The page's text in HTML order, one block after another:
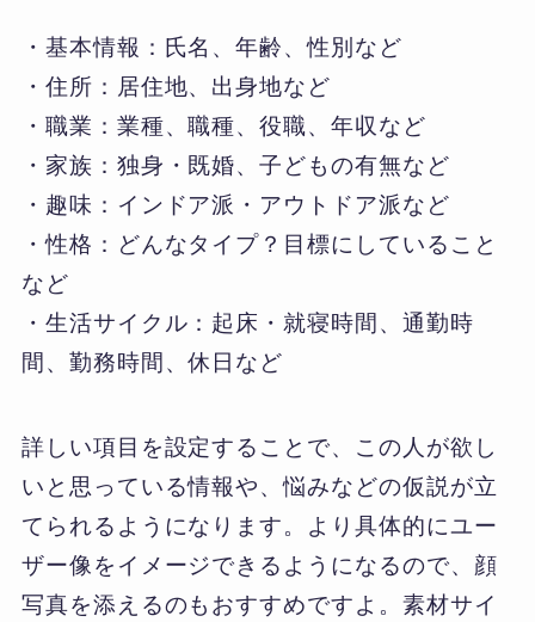
・基本情報：氏名、年齢、性別など
・住所：居住地、出身地など
・職業：業種、職種、役職、年収など
・家族：独身・既婚、子どもの有無など
・趣味：インドア派・アウトドア派など
・性格：どんなタイプ？目標にしていること
など
・生活サイクル：起床・就寝時間、通勤時
間、勤務時間、休日など
詳しい項目を設定することで、この人が欲し
いと思っている情報や、悩みなどの仮説が立
てられるようになります。より具体的にユー
ザー像をイメージできるようになるので、顔
写真を添えるのもおすすめですよ。素材サイ